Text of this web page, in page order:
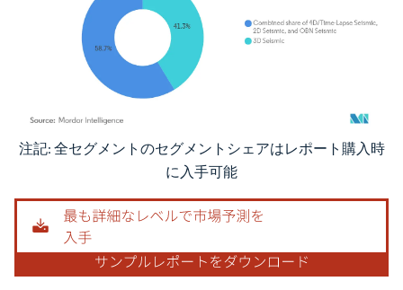
画像 © Mordor Intelligence。再利用にはCC BY 4.0の表示が必要です。
注記: 全セグメントのセグメントシェアはレポート購入時
に入手可能